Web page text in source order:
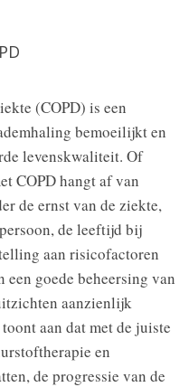
(COPD) is een
bemoeilijkt en
levenskwaliteit. Of
COPD hangt af van
de ernst van de ziekte,
de leeftijd bij
aan risicofactoren
een goede beheersing van
aanzienlijk
aan dat met de juiste
en
de progressie van de